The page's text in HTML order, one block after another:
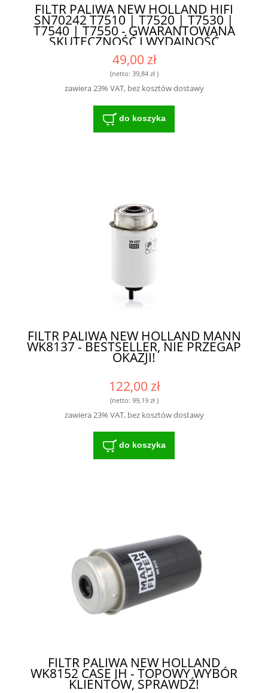
FILTR PALIWA NEW HOLLAND HIFI
SN70242 T7510 | T7520 | T7530 |
T7540 | T7550 - GWARANTOWANA
SKUTECZNOŚĆ I WYDAJNOŚĆ
49,00 zł
(netto: 39,84 zł)
zawiera 23% VAT, bez kosztów dostawy
do koszyka
FILTR PALIWA NEW HOLLAND MANN
WK8137 - BESTSELLER, NIE PRZEGAP
OKAZJI!
122,00 zł
(netto: 99,19 zł)
zawiera 23% VAT, bez kosztów dostawy
do koszyka
FILTR PALIWA NEW HOLLAND
WK8152 CASE IH - TOPOWY WYBÓR
KLIENTÓW, SPRAWDŹ!